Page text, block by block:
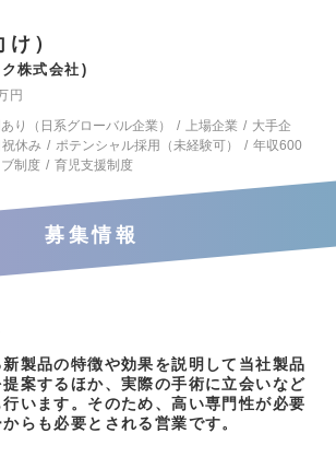
）
株式会社
円
り（日系グローバル企業） 上場企業
大手企
祝休み ポテンシャル採用（未経験可）
年収600
制度 育児支援制度
募集情報
新製品の特徴や効果を説明して当社製品
案するほか、実際の手術に立会いなど
います。そのため、高い専門性が必要
らも必要とされる営業です。